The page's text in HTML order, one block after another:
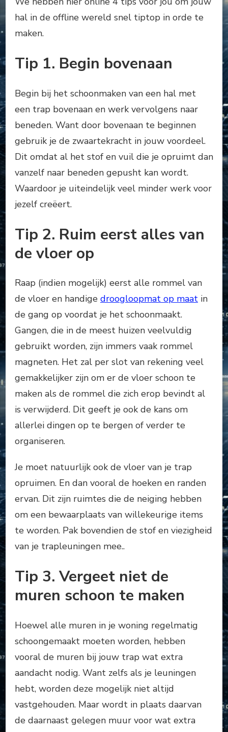
hal in de offline wereld snel tiptop in orde te
maken.
Tip 1. Begin bovenaan
Begin bij het schoonmaken van een hal met
een trap bovenaan en werk vervolgens naar
beneden. Want door bovenaan te beginnen
gebruik je de zwaartekracht in jouw voordeel.
Dit omdat al het stof en vuil die je opruimt dan
vanzelf naar beneden gepusht kan wordt.
Waardoor je uiteindelijk veel minder werk voor
jezelf creëert.
Tip 2. Ruim eerst alles van
de vloer op
Raap (indien mogelijk) eerst alle rommel van
de vloer en handige droogloopmat op maat in
de gang op voordat je het schoonmaakt.
Gangen, die in de meest huizen veelvuldig
gebruikt worden, zijn immers vaak rommel
magneten. Het zal per slot van rekening veel
gemakkelijker zijn om er de vloer schoon te
maken als de rommel die zich erop bevindt al
is verwijderd. Dit geeft je ook de kans om
allerlei dingen op te bergen of verder te
organiseren.
Je moet natuurlijk ook de vloer van je trap
opruimen. En dan vooral de hoeken en randen
ervan. Dit zijn ruimtes die de neiging hebben
om een bewaarplaats van willekeurige items
te worden. Pak bovendien de stof en viezigheid
van je trapleuningen mee..
Tip 3. Vergeet niet de
muren schoon te maken
Hoewel alle muren in je woning regelmatig
schoongemaakt moeten worden, hebben
vooral de muren bij jouw trap wat extra
aandacht nodig. Want zelfs als je leuningen
hebt, worden deze mogelijk niet altijd
vastgehouden. Maar wordt in plaats daarvan
de daarnaast gelegen muur voor wat extra